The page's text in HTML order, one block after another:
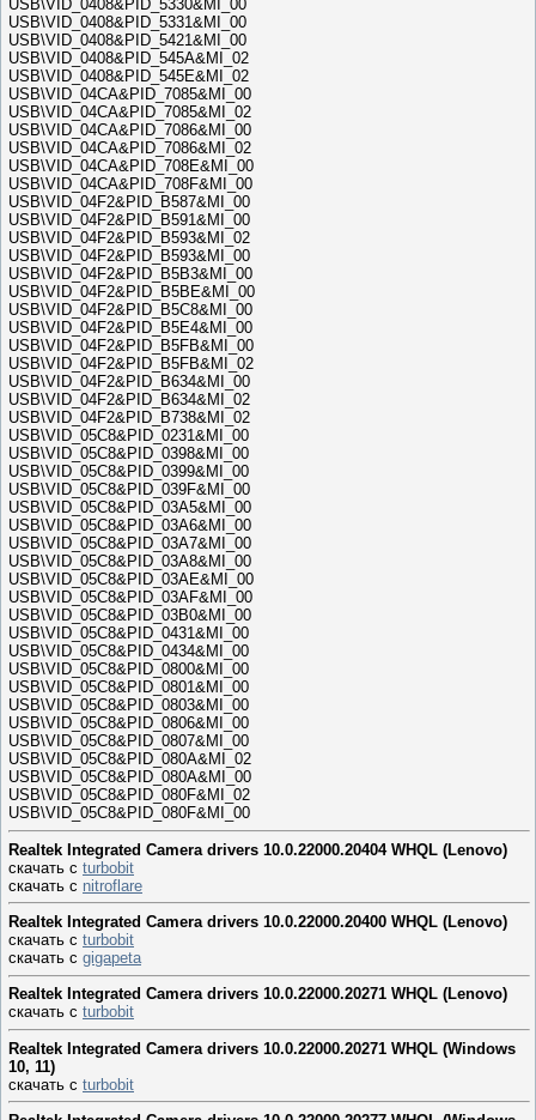
USB\VID_0408&PID_5330&MI_00
USB\VID_0408&PID_5331&MI_00
USB\VID_0408&PID_5421&MI_00
USB\VID_0408&PID_545A&MI_02
USB\VID_0408&PID_545E&MI_02
USB\VID_04CA&PID_7085&MI_00
USB\VID_04CA&PID_7085&MI_02
USB\VID_04CA&PID_7086&MI_00
USB\VID_04CA&PID_7086&MI_02
USB\VID_04CA&PID_708E&MI_00
USB\VID_04CA&PID_708F&MI_00
USB\VID_04F2&PID_B587&MI_00
USB\VID_04F2&PID_B591&MI_00
USB\VID_04F2&PID_B593&MI_02
USB\VID_04F2&PID_B593&MI_00
USB\VID_04F2&PID_B5B3&MI_00
USB\VID_04F2&PID_B5BE&MI_00
USB\VID_04F2&PID_B5C8&MI_00
USB\VID_04F2&PID_B5E4&MI_00
USB\VID_04F2&PID_B5FB&MI_00
USB\VID_04F2&PID_B5FB&MI_02
USB\VID_04F2&PID_B634&MI_00
USB\VID_04F2&PID_B634&MI_02
USB\VID_04F2&PID_B738&MI_02
USB\VID_05C8&PID_0231&MI_00
USB\VID_05C8&PID_0398&MI_00
USB\VID_05C8&PID_0399&MI_00
USB\VID_05C8&PID_039F&MI_00
USB\VID_05C8&PID_03A5&MI_00
USB\VID_05C8&PID_03A6&MI_00
USB\VID_05C8&PID_03A7&MI_00
USB\VID_05C8&PID_03A8&MI_00
USB\VID_05C8&PID_03AE&MI_00
USB\VID_05C8&PID_03AF&MI_00
USB\VID_05C8&PID_03B0&MI_00
USB\VID_05C8&PID_0431&MI_00
USB\VID_05C8&PID_0434&MI_00
USB\VID_05C8&PID_0800&MI_00
USB\VID_05C8&PID_0801&MI_00
USB\VID_05C8&PID_0803&MI_00
USB\VID_05C8&PID_0806&MI_00
USB\VID_05C8&PID_0807&MI_00
USB\VID_05C8&PID_080A&MI_02
USB\VID_05C8&PID_080A&MI_00
USB\VID_05C8&PID_080F&MI_02
USB\VID_05C8&PID_080F&MI_00
Realtek Integrated Camera drivers 10.0.22000.20404 WHQL (Lenovo)
скачать с turbobit
скачать с nitroflare
Realtek Integrated Camera drivers 10.0.22000.20400 WHQL (Lenovo)
скачать с turbobit
скачать с gigapeta
Realtek Integrated Camera drivers 10.0.22000.20271 WHQL (Lenovo)
скачать с turbobit
Realtek Integrated Camera drivers 10.0.22000.20271 WHQL (Windows
10, 11)
скачать с turbobit